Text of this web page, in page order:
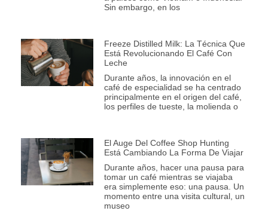
Sin embargo, en los
Freeze Distilled Milk: La Técnica Que
Está Revolucionando El Café Con
Leche
Durante años, la innovación en el
café de especialidad se ha centrado
principalmente en el origen del café,
los perfiles de tueste, la molienda o
El Auge Del Coffee Shop Hunting
Está Cambiando La Forma De Viajar
Durante años, hacer una pausa para
tomar un café mientras se viajaba
era simplemente eso: una pausa. Un
momento entre una visita cultural, un
museo